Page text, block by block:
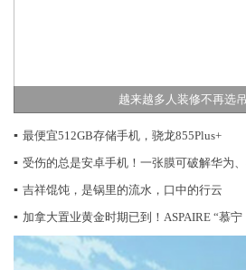
越来越多人装修不再选
▪ 最便宜512GB存储手机，骁龙855Plus+
▪ 受伤的总是安卓手机！一张膜可破解华为
▪ 吉祥馄饨，是锅里的流水，口中的行云
▪ 加拿大置业黄金时期已到！ASPAIRE “慕宁